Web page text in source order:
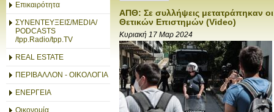
Επικαιρότητα
ΣΥΝΕΝΤΕΥΞΕΙΣ/MEDIA/
PODCASTS
/tpp.Radio/tpp.TV
REAL ESTATE
ΠΕΡΙΒΑΛΛΟΝ - ΟΙΚΟΛΟΓΙΑ
ΕΝΕΡΓΕΙΑ
Οικονομία
ΑΠΘ: Σε συλλήψεις μετατράπηκαν
Θετικών Επιστημών (Video)
Κυριακή 17 Μαρ 2024